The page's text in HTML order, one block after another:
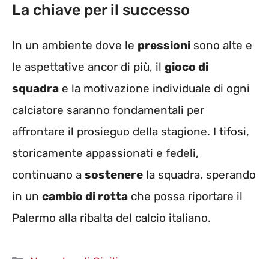
La chiave per il successo
In un ambiente dove le pressioni sono alte e
le aspettative ancor di più, il gioco di
squadra e la motivazione individuale di ogni
calciatore saranno fondamentali per
affrontare il prosieguo della stagione. I tifosi,
storicamente appassionati e fedeli,
continuano a sostenere la squadra, sperando
in un cambio di rotta che possa riportare il
Palermo alla ribalta del calcio italiano.